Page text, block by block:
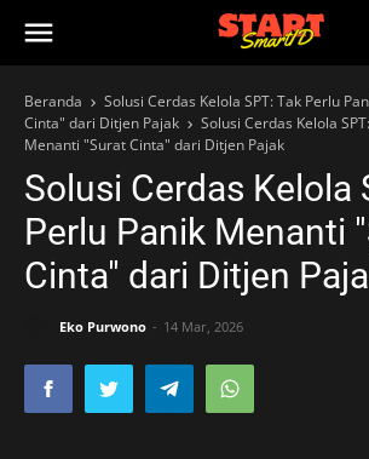
Beranda
Solusi Cerdas Kelola SPT: Tak Perlu
Cinta" dari Ditjen Pajak
Solusi Cerdas Kelola
Menanti "Surat Cinta" dari Ditjen Pajak
Solusi Cerdas Kelola
Perlu Panik Menanti
Cinta" dari Ditjen
Eko Purwono 14 Mar, 2026